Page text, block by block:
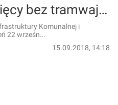
Kraków: 10 miesięcy bez tramwajów, rozpoczyna się remont ulicy Królewskiej
Komunalnej i
22 wrześn...
15.09.2018, 14:18